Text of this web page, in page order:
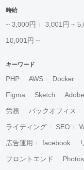
時給
~ 3,000円 3,001円 ~
10,001円 ~
キーワード
PHP AWS Docker
Figma Sketch
労務 バックオフィス
ライティング SEO
広告運用 facebook
フロントエンド